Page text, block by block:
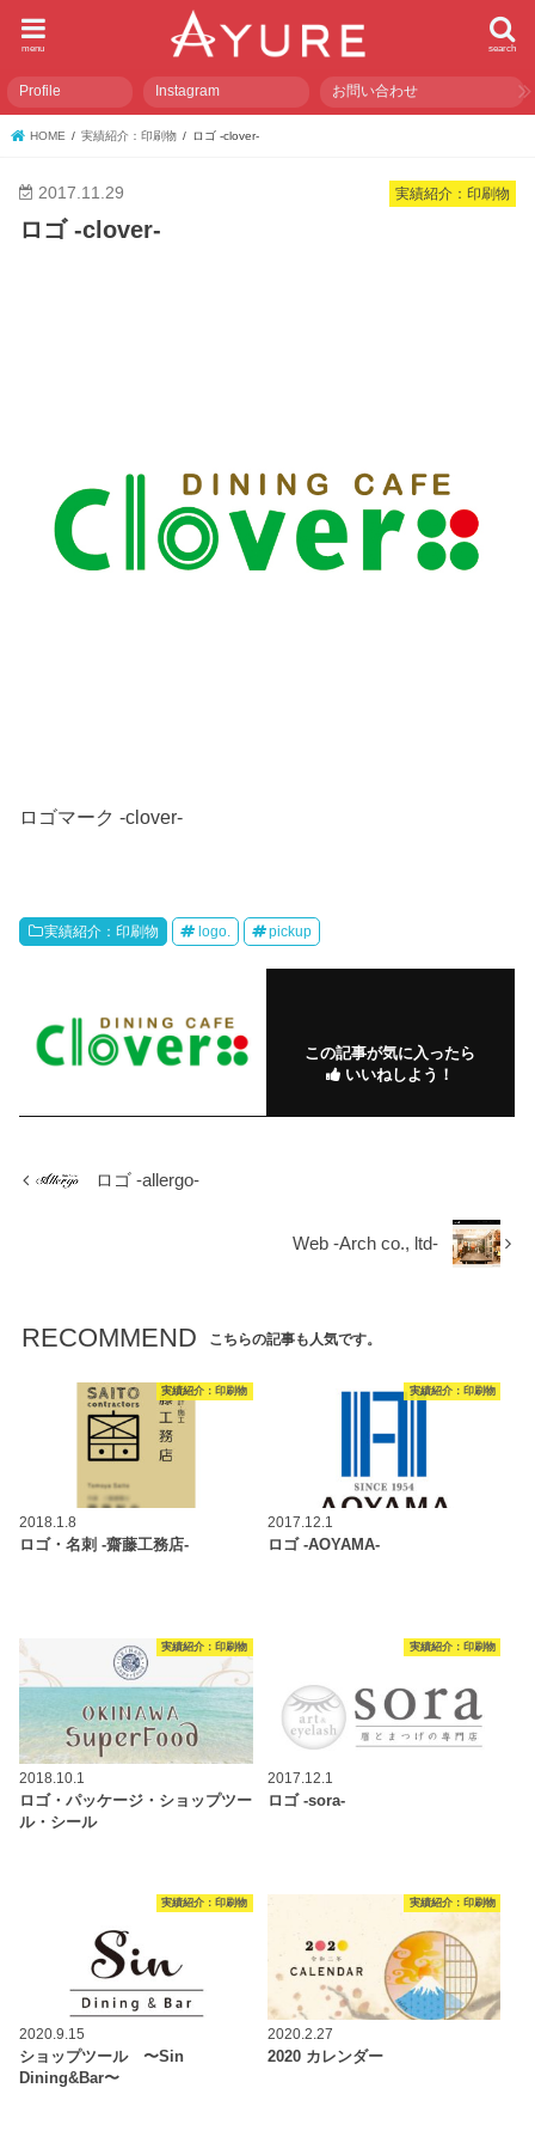
search
menu
Profile Instagram お問い合わせ
HOME 実績紹介：印刷物 ロゴ -clover-
実績紹介：印刷物
2017.11.29
ロゴ -clover-
ロゴマーク -clover-
実績紹介：印刷物 logo. pickup
この記事が気に入ったら
いいねしよう！
ロゴ -allergo-
Web -Arch co., ltd-
RECOMMEND こちらの記事も人気です。
実績紹介：印刷物
2018.1.8
ロゴ・名刺 -齋藤工務店-
実績紹介：印刷物
2017.12.1
ロゴ -AOYAMA-
実績紹介：印刷物
2018.10.1
ロゴ・パッケージ・ショップツー
ル・シール
実績紹介：印刷物
2017.12.1
ロゴ -sora-
実績紹介：印刷物
2020.9.15
ショップツール 〜Sin
Dining&Bar〜
実績紹介：印刷物
2020.2.27
2020 カレンダー